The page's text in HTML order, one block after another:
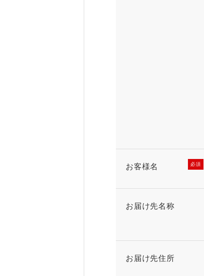
お客様名 必須
お届け先名称
お届け先住所